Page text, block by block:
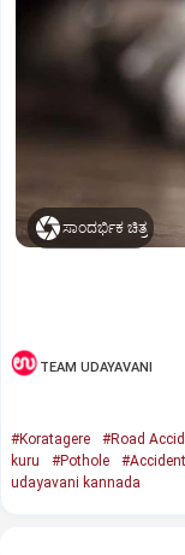
ಸಾಂದರ್ಭಿಕ ಚಿತ್ರ
TEAM UDAYAVANI
#Koratagere #Road
kuru
#Pothole #Accident
udayavani kannada